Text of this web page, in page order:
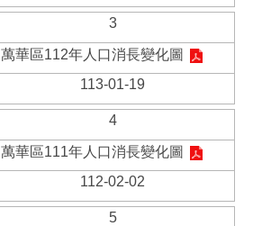
3
萬華區112年人口消長變化圖
113-01-19
4
萬華區111年人口消長變化圖
112-02-02
5